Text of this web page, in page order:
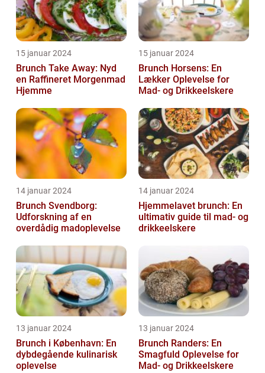
15 januar 2024
Brunch Take Away: Nyd
en Raffineret Morgenmad
Hjemme
15 januar 2024
Brunch Horsens: En
Lækker Oplevelse for
Mad- og Drikkeelskere
14 januar 2024
Brunch Svendborg:
Udforskning af en
overdådig madoplevelse
14 januar 2024
Hjemmelavet brunch: En
ultimativ guide til mad- og
drikkeelskere
13 januar 2024
Brunch i København: En
dybdegående kulinarisk
oplevelse
13 januar 2024
Brunch Randers: En
Smagfuld Oplevelse for
Mad- og Drikkeelskere